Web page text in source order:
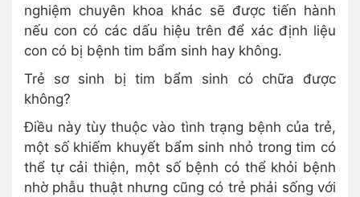
nghiệm chuyên khoa khác sẽ được tiến hành
nếu con có các dấu hiệu trên để xác định liệu
con có bị bệnh tim bẩm sinh hay không.
Trẻ sơ sinh bị tim bẩm sinh có chữa được
không?
Điều này tùy thuộc vào tình trạng bệnh của trẻ,
một số khiếm khuyết bẩm sinh nhỏ trong tim có
thể tự cải thiện, một số bệnh có thể khỏi bệnh
nhờ phẫu thuật nhưng cũng có trẻ phải sống với